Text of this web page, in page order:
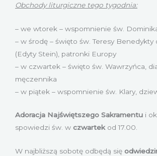
Obchody liturgiczne tego tygodnia:
– we wtorek – wspomnienie św.
– w środę – święto św. Teresy Benedykty
(Edyty Stein), patronki Europy
– w czwartek – święto św. Wawrzyńca,
męczennika
– w piątek – wspomnienie św. Klary,
Adoracja Najświętszego Sakramentu i
spowiedzi św. w czwartekod 17.00.
W najbliższą sobotę odbędą się